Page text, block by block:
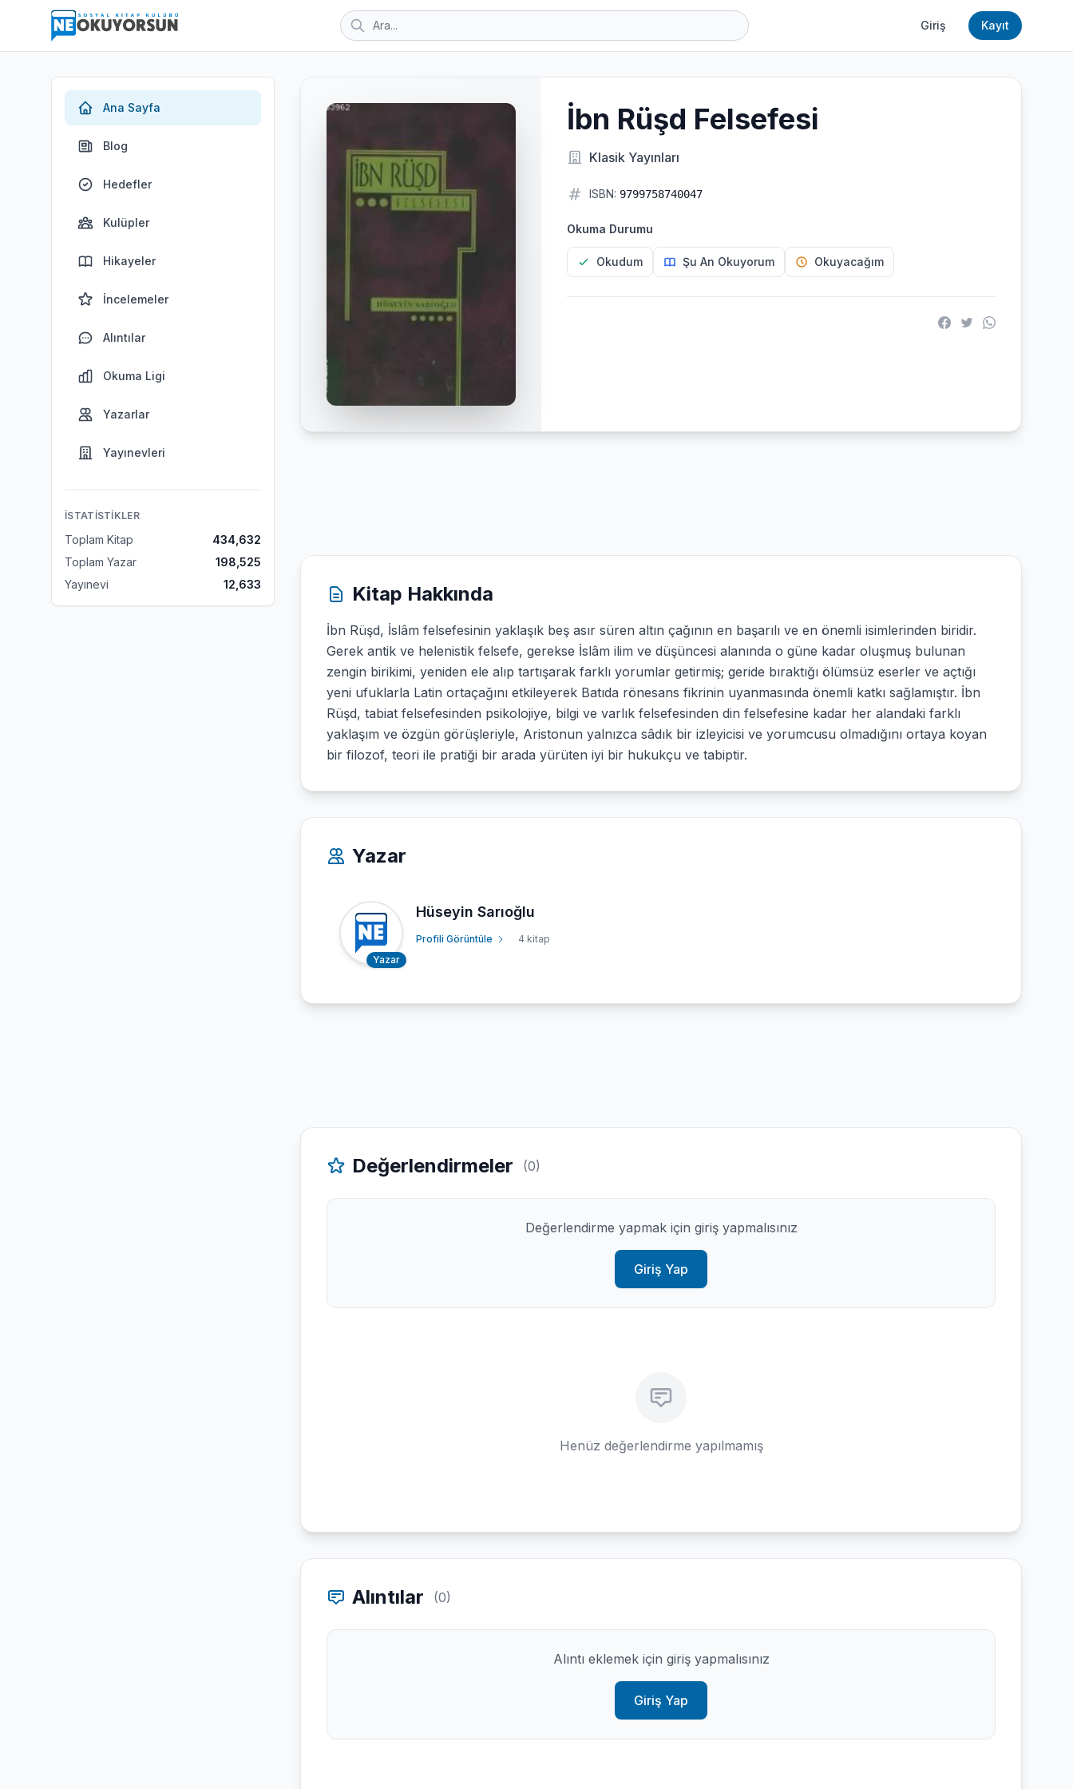
Giriş Kayıt
Ana Sayfa
Blog
Hedefler
Kulüpler
Hikayeler
İncelemeler
Alıntılar
Okuma Ligi
Yazarlar
Yayınevleri
İSTATISTIKLER
Toplam Kitap
434,632
Toplam Yazar
198,525
Yayınevi
12,633
İbn Rüşd Felsefesi
Klasik Yayınları
ISBN: 9799758740047
Okuma Durumu
Okudum Şu An Okuyorum Okuyacağım
Kitap Hakkında
İbn Rüşd, İslâm felsefesinin yaklaşık beş asır süren altın çağının en başarılı ve en önemli isimlerinden biridir.
Gerek antik ve helenistik felsefe, gerekse İslâm ilim ve düşüncesi alanında o güne kadar oluşmuş bulunan
zengin birikimi, yeniden ele alıp tartışarak farklı yorumlar getirmiş; geride bıraktığı ölümsüz eserler ve açtığı
yeni ufuklarla Latin ortaçağını etkileyerek Batıda rönesans fikrinin uyanmasında önemli katkı sağlamıştır. İbn
Rüşd, tabiat felsefesinden psikolojiye, bilgi ve varlık felsefesinden din felsefesine kadar her alandaki farklı
yaklaşım ve özgün görüşleriyle, Aristonun yalnızca sâdık bir izleyicisi ve yorumcusu olmadığını ortaya koyan
bir filozof, teori ile pratiği bir arada yürüten iyi bir hukukçu ve tabiptir.
Yazar
Yazar
Hüseyin Sarıoğlu
Profili Görüntüle 4 kitap
Değerlendirmeler (0)
Değerlendirme yapmak için giriş yapmalısınız
Giriş Yap
Henüz değerlendirme yapılmamış
Alıntılar (0)
Alıntı eklemek için giriş yapmalısınız
Giriş Yap